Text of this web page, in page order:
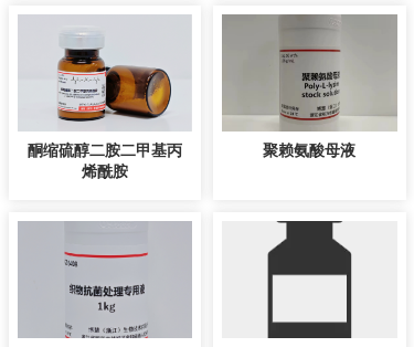
酮缩硫醇二胺二甲基丙
烯酰胺
聚赖氨酸母液